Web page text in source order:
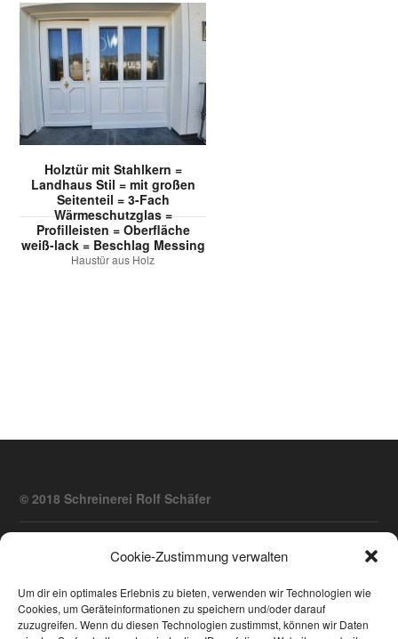
Cookie-Zustimmung verwalten
Um dir ein optimales Erlebnis zu bieten, verwenden wir Technologien wie
Cookies, um Geräteinformationen zu speichern und/oder darauf
zuzugreifen. Wenn du diesen Technologien zustimmst, können wir Daten
Holztür mit Stahlkern =
Landhaus Stil = mit großen
Seitenteil = 3-Fach
Wärmeschutzglas =
Profilleisten = Oberfläche
weiß-lack = Beschlag Messing
Haustür aus Holz
© 2018 Schreinerei Rolf Schäfer